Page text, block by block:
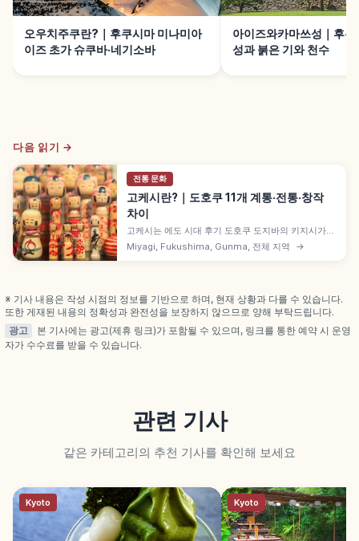
오우치주쿠란?｜후쿠시마 미나미아
이즈 초가 슈쿠바·네기소바
아이즈와카마쓰성｜후쿠
성과 붉은 기와 천수
다음 읽기 →
전통 문화
고케시란?｜도호쿠 11개 계통·전통·창작
차이
고케시는 에도 시대 후기 도호쿠 도지바의 키지시가
만들기 시작한 목제 인형으로, 둥근 머리와 원통형 몸
체의 단순한 조형이 특징입니다. 미야기 나루코·야마
Miyagi, Fukushima, Gunma, 전체 지역 →
※ 기사 내용은 작성 시점의 정보를 기반으로 하며, 현재 상황과 다를 수 있습니다.
또한 게재된 내용의 정확성과 완전성을 보장하지 않으므로 양해 부탁드립니다.
광고
본 기사에는 광고(제휴 링크)가 포함될 수 있으며, 링크를 통한 예약 시 운영
자가 수수료를 받을 수 있습니다.
관련 기사
같은 카테고리의 추천 기사를 확인해 보세요
Kyoto Kyoto